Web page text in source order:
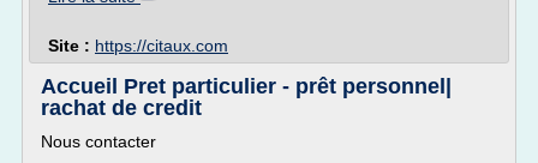
Site : https://citaux.com
Accueil Pret particulier - prêt personnel|
rachat de credit
Nous contacter